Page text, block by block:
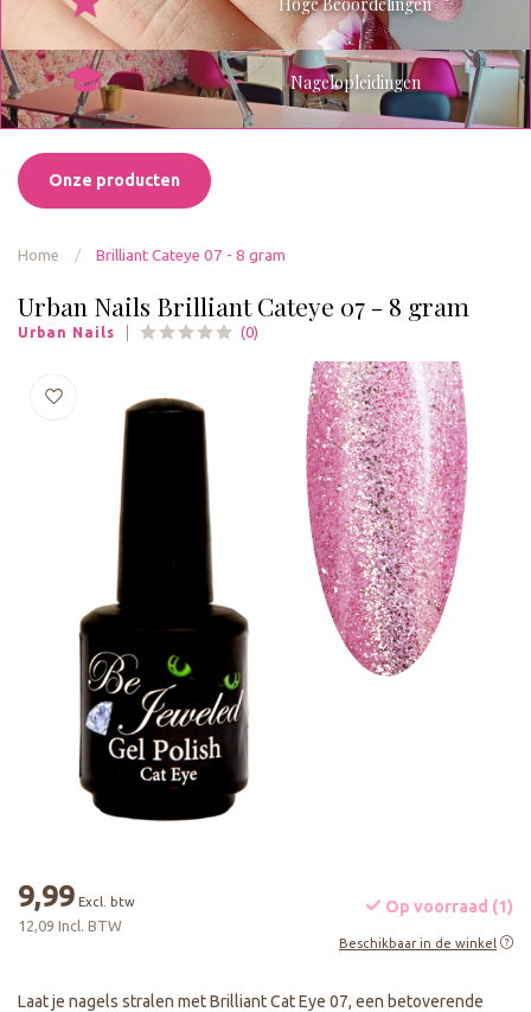
Nagelopleidingen
Onze producten
Home / Brilliant Cateye 07 - 8 gram
Urban Nails Brilliant Cateye 07 - 8 gram
Urban Nails (0)
9,99 Excl. btw
12,09 Incl. BTW
Op voorraad (1)
Beschikbaar in de winkel
Laat je nagels stralen met Brilliant Cat Eye 07, een betoverende